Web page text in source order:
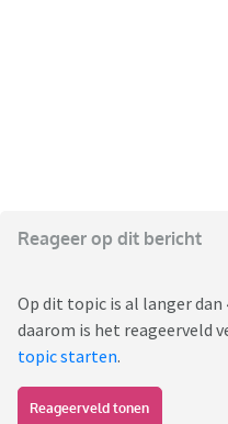
Reageer op dit bericht
Op dit topic is al langer dan
daarom is het reageerveld
topic starten.
Reageerveld tonen